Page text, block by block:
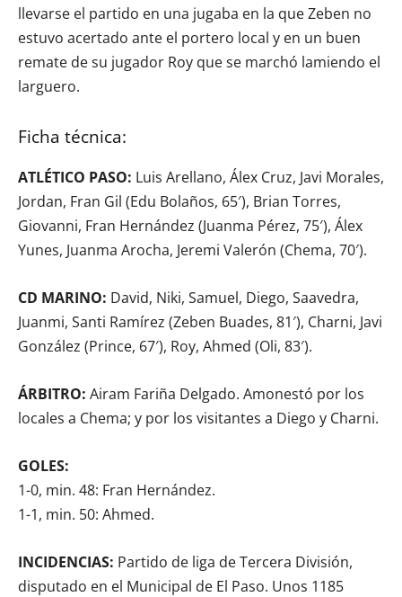
llevarse el partido en una jugaba en la que Zeben no
estuvo acertado ante el portero local y en un buen
remate de su jugador Roy que se marchó lamiendo el
larguero.
Ficha técnica:
ATLÉTICO PASO: Luis Arellano, Álex Cruz, Javi Morales,
Jordan, Fran Gil (Edu Bolaños, 65′), Brian Torres,
Giovanni, Fran Hernández (Juanma Pérez, 75′), Álex
Yunes, Juanma Arocha, Jeremi Valerón (Chema, 70′).
CD MARINO: David, Niki, Samuel, Diego, Saavedra,
Juanmi, Santi Ramírez (Zeben Buades, 81′), Charni, Javi
González (Prince, 67′), Roy, Ahmed (Oli, 83′).
ÁRBITRO: Airam Fariña Delgado. Amonestó por los
locales a Chema; y por los visitantes a Diego y Charni.
GOLES:
1-0, min. 48: Fran Hernández.
1-1, min. 50: Ahmed.
INCIDENCIAS: Partido de liga de Tercera División,
disputado en el Municipal de El Paso. Unos 1185